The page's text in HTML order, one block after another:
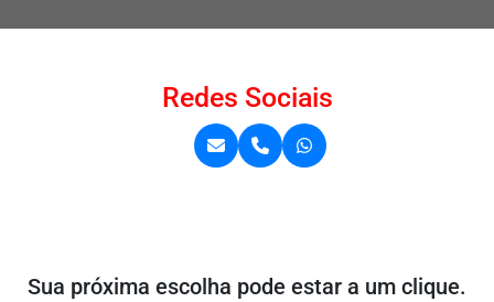
Redes Sociais
Sua próxima escolha pode estar a um clique.